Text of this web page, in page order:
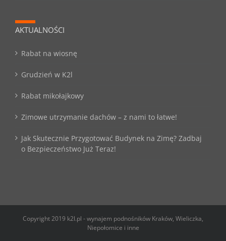
AKTUALNOŚCI
Rabat na wiosnę
Grudzień w K2l
Rabat mikołajkowy
Zimowe utrzymanie dachów – z nami to łatwe!
Jak Skutecznie Przygotować Budynek na Zimę? Zadbaj
o Bezpieczeństwo Już Teraz!
Copyright 2019 k2l.pl - wynajem podnośników Kraków, Wieliczka,
Niepołomice i inne